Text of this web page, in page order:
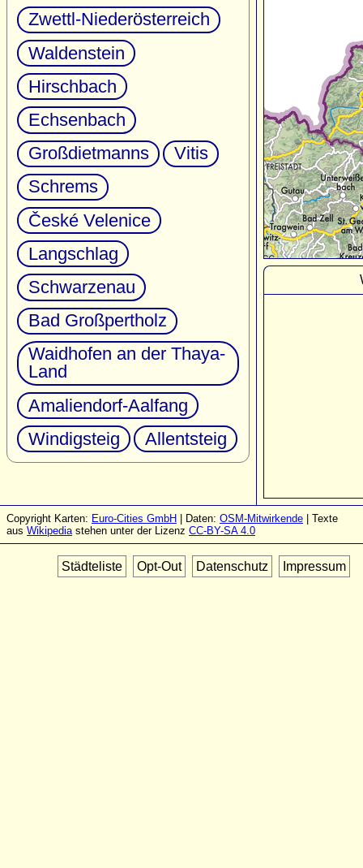
Zwettl-Niederösterreich
Waldenstein
Hirschbach
Echsenbach
Großdietmanns
Vitis
Schrems
České Velenice
Langschlag
Schwarzenau
Bad Großpertholz
Waidhofen an der Thaya-
Land
Amaliendorf-Aalfang
Windigsteig
Allentsteig
Copyright Karten: Euro-Cities GmbH | Daten: OSM-Mitwirkende | Texte
aus Wikipediastehen unter der Lizenz CC-BY-SA 4.0
Städteliste Opt-Out Datenschutz Impressum